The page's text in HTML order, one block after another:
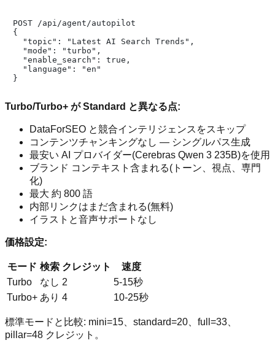
POST /api/agent/autopilot
{
  "topic": "Latest AI Search Trends",
  "mode": "turbo",
  "enable_search": true,
  "language": "en"
Turbo/Turbo+ が Standard と異なる点:
DataForSEO と競合インテリジェンスをスキップ
コンテンツチャンキングなし — シングルパス生成
最安い AI プロバイダー(Cerebras Qwen 3 235B)を使用
ブランド コンテキスト含まれる(トーン、視点、専門
化)
最大 約 800 語
内部リンクはまだ含まれる(無料)
イラストと音声サポートなし
価格設定:
モード 検索 クレジット
速度
Turbo
なし 2
5-15秒
Turbo+ あり 4 10-25秒
標準モードと比較: mini=15、standard=20、full=33、
pillar=48 クレジット。